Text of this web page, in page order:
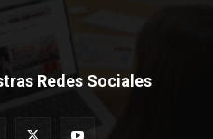
Redes Sociales